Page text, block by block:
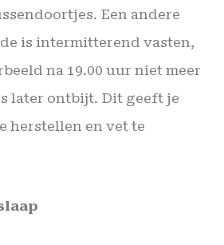
Een andere
is intermitterend vasten,
na 19.00 uur niet meer
later ontbijt. Dit geeft je
herstellen en vet te